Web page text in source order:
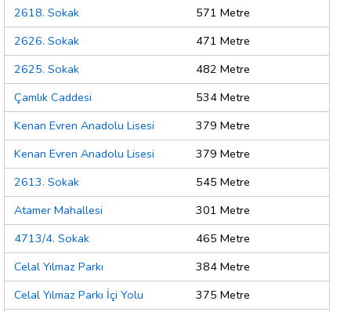
2618. Sokak
571 Metre
2626. Sokak
471 Metre
2625. Sokak
482 Metre
Çamlık Caddesi
534 Metre
Kenan Evren Anadolu Lisesi
379 Metre
Kenan Evren Anadolu Lisesi
379 Metre
2613. Sokak
545 Metre
Atamer Mahallesi
301 Metre
4713/4. Sokak
465 Metre
Celal Yılmaz Parkı
384 Metre
Celal Yılmaz Parkı İçi Yolu
375 Metre